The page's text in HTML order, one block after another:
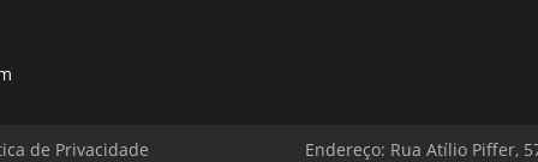
de Privacidade Endereço: Rua Atílio Piffer,